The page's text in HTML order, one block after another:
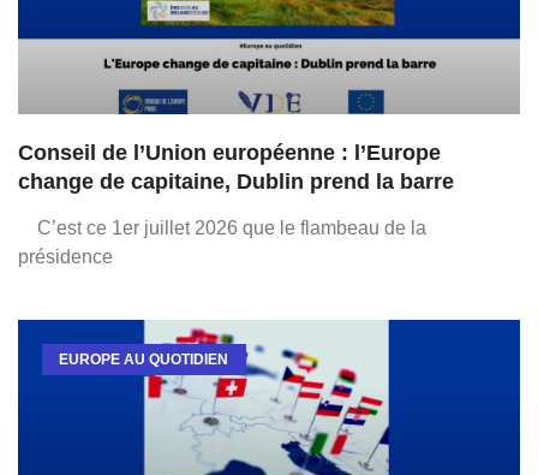
Conseil de l’Union européenne : l’Europe
change de capitaine, Dublin prend la barre
C’est ce 1er juillet 2026 que le flambeau de la
présidence
EUROPE AU QUOTIDIEN